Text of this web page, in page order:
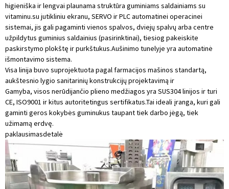
higieniška ir lengvai plaunama struktūra guminiams saldainiams su
vitaminu.su jutikliniu ekranu, SERVO ir PLC automatinei operacinei
sistemai, jis gali pagaminti vienos spalvos, dviejų spalvų arba centre
užpildytus guminius saldainius (pasirinktinai), tiesiog pakeiskite
paskirstymo plokštę ir purkštukus.Aušinimo tunelyje yra automatinė
išmontavimo sistema.
Visa linija buvo suprojektuota pagal farmacijos mašinos standartą,
aukštesnio lygio sanitarinių konstrukcijų projektavimą ir
Gamyba, visos nerūdijančio plieno medžiagos yra SUS304 linijos ir turi
CE, ISO9001 ir kitus autoritetingus sertifikatus.Tai ideali įranga, kuri gali
gaminti geros kokybės guminukus taupant tiek darbo jėgą, tiek
užimamą erdvę.
paklausimasdetalė